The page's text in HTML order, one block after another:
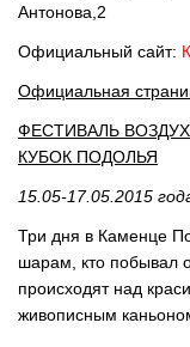
Антонова,2
Официальный сайт:
Официальная
ФЕСТИВАЛЬ
КУБОК ПОДОЛЬЯ
15.05-17.05.2015
Три дня в Каменце
шарам, кто побывал
происходят над
живописным